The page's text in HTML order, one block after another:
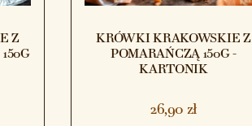
Z
KRÓWKI KRAKOWSKIE Z
POMARAŃCZĄ 150G -
KARTONIK
26,90 zł